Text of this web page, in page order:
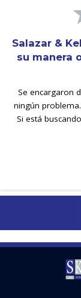
Salazar &
su manera
Se encargaron
ningún
Si está